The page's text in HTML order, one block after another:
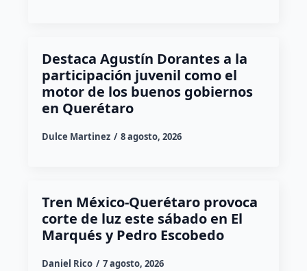
Destaca Agustín Dorantes a la
participación juvenil como el
motor de los buenos gobiernos
en Querétaro
Dulce Martinez 8 agosto, 2026
Tren México-Querétaro provoca
corte de luz este sábado en El
Marqués y Pedro Escobedo
Daniel Rico 7 agosto, 2026